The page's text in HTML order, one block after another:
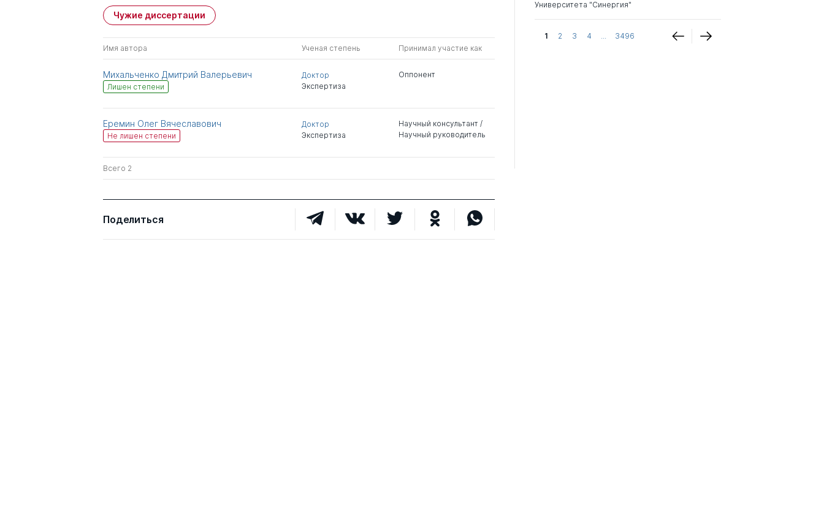
Чужие диссертации
Имя автора Ученая степень Принимал участие как
Михальченко Дмитрий Валерьевич
Лишен степени
Доктор
Экспертиза
Оппонент
Еремин Олег Вячеславович
Не лишен степени
Доктор
Экспертиза
Научный консультант /
Научный руководитель
Всего 2
Поделиться
Университета "Синергия"
1 2 3 4 ... 3496